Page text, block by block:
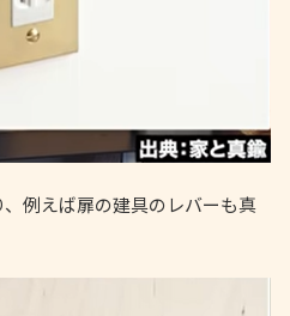
例えば扉の建具のレバーも真